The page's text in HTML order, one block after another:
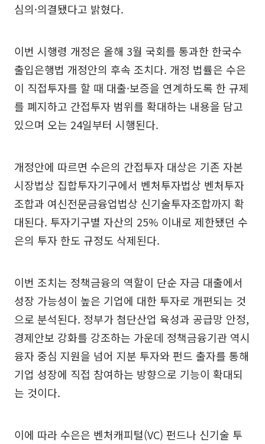
심의·의결됐다고 밝혔다.
이번 시행령 개정은 올해 3월 국회를 통과한 한국수
출입은행법 개정안의 후속 조치다. 개정 법률은 수은
이 직접투자를 할 때 대출·보증을 연계하도록 한 규제
를 폐지하고 간접투자 범위를 확대하는 내용을 담고
있으며 오는 24일부터 시행된다.
개정안에 따르면 수은의 간접투자 대상은 기존 자본
시장법상 집합투자기구에서 벤처투자법상 벤처투자
조합과 여신전문금융업법상 신기술투자조합까지 확
대된다. 투자기구별 자산의 25% 이내로 제한됐던 수
은의 투자 한도 규정도 삭제된다.
이번 조치는 정책금융의 역할이 단순 자금 대출에서
성장 가능성이 높은 기업에 대한 투자로 개편되는 것
으로 분석된다. 정부가 첨단산업 육성과 공급망 안정,
경제안보 강화를 강조하는 가운데 정책금융기관 역시
융자 중심 지원을 넘어 지분 투자와 펀드 출자를 통해
기업 성장에 직접 참여하는 방향으로 기능이 확대되
는 것이다.
이에 따라 수은은 벤처캐피털(VC) 펀드나 신기술 투